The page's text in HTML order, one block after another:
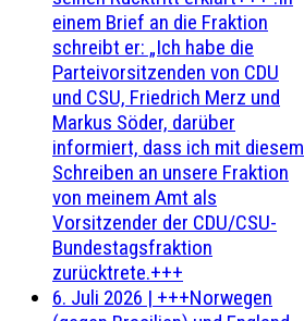
einem Brief an die Fraktion
schreibt er: „Ich habe die
Parteivorsitzenden von CDU
und CSU, Friedrich Merz und
Markus Söder, darüber
informiert, dass ich mit diesem
Schreiben an unsere Fraktion
von meinem Amt als
Vorsitzender der CDU/CSU-
Bundestagsfraktion
zurücktrete.+++
6. Juli 2026 | +++Norwegen